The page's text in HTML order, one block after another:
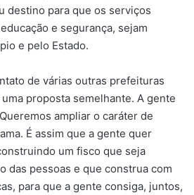
destino para que os serviços
e segurança, sejam
e pelo Estado.
de várias outras prefeituras
proposta semelhante. A gente
ampliar o caráter de
É assim que a gente quer
um fisco que seja
das pessoas e que construa com
para que a gente consiga, juntos,